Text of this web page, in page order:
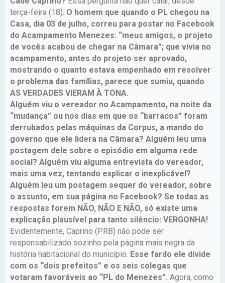
terça-feira (18). O homem que quando o PL chegou na
Casa, dia 03 de julho, correu para postar no Facebook
do Acampamento Menezes: “meus amigos, o projeto
de vocês acabou de chegar na Câmara”; que vivia no
acampamento, antes do projeto ser aprovado,
mostrando o quanto estava empenhado em resolver
o problema das famílias, parece que sumiu, quando
AS VERDADES VIERAM À TONA.
Alguém viu o vereador no Acampamento, na noite da
“mudança” ou nos dias em que os “barracos” foram
derrubados pelas máquinas da Corpus, a mando do
governo que ele lidera na Câmara? Alguém leu uma
postagem dele sobre o episódio em alguma rede
social? Alguém viu alguma entrevista do vereador,
mais uma vez, tentando explicar o inexplicável?
Alguém leu um postagem sequer do vereador, sobre
o assunto, em sua página no Facebook? Se todas as
respostas forem NÃO, NÃO E NÃO, só existe uma
explicação plausível para tanto silêncio: VERGONHA!
Evidentemente, Caprino (PRB) não pode ser
responsabilizado sozinho pela página mais negra da
história habitacional do município. Esse fardo ele divide
com os “dois prefeitos” e os seis colegas que
votaram favoráveis ao “PL do Menezes”. Agora, como